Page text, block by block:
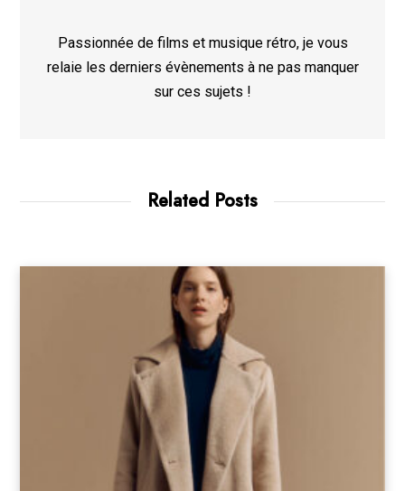
Passionnée de films et musique rétro, je vous
relaie les derniers évènements à ne pas manquer
sur ces sujets !
Related Posts